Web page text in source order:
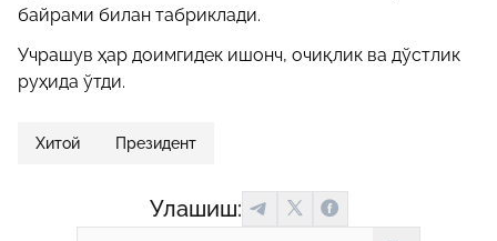
байрами билан табриклади.
Учрашув ҳар доимгидек ишонч, очиқлик ва дўстлик
руҳида ўтди.
Хитой Президент
Улашиш: